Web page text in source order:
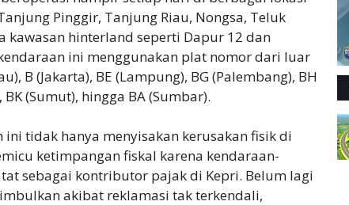
Pinggir, Tanjung Riau, Nongsa, Teluk
kawasan hinterland seperti Dapur 12 dan
ini menggunakan plat nomor dari luar
B (Jakarta), BE (Lampung), BG (Palembang), BH
(Sumut), hingga BA (Sumbar).
tidak hanya menyisakan kerusakan fisik di
ketimpangan fiskal karena kendaraan-
sebagai kontributor pajak di Kepri. Belum lagi
akibat reklamasi tak terkendali,